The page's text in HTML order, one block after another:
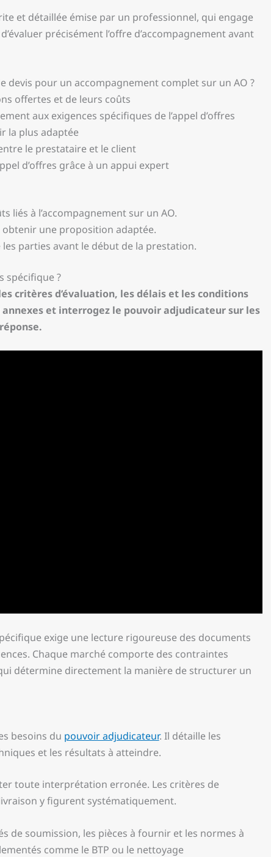
et détaillée émise par un professionnel, qui engage
précisément l’offre d’accompagnement avant
devis pour un accompagnement complet sur un AO ?
offertes et de leurs coûts
aux exigences spécifiques de l’appel d’offres
la plus adaptée
le prestataire et le client
d’offres grâce à un appui expert
liés à l’accompagnement sur un AO.
une proposition adaptée.
parties avant le début de la prestation.
spécifique ?
critères d’évaluation, les délais et les conditions
et interrogez le pouvoir adjudicateur sur les
exige une lecture rigoureuse des documents
Chaque marché comporte des contraintes
détermine directement la manière de structurer un
besoins du pouvoir adjudicateur. Il détaille les
et les résultats à atteindre.
toute interprétation erronée. Les critères de
y figurent systématiquement.
de soumission, les pièces à fournir et les normes à
comme le BTP ou le nettoyage